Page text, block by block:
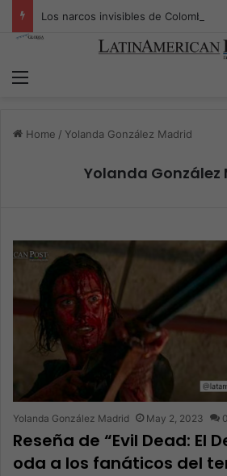
Home / Yolanda González Madrid
Yolanda González
Yolanda González Madrid May 2, 2023 0
Reseña de “Evil Dead: El
oda a los fanáticos del